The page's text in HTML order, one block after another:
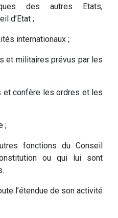
des autres Etats,
d’Etat ;
internationaux ;
et militaires prévus par les
et confère les ordres et les
;
fonctions du Conseil
ou qui lui sont
l’étendue de son activité